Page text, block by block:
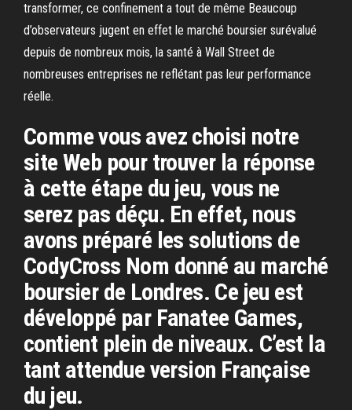
transformer, ce confinement a tout de même Beaucoup
d’observateurs jugent en effet le marché boursier surévalué
depuis de nombreux mois, la santé à Wall Street de
nombreuses entreprises ne reflétant pas leur performance
réelle.
Comme vous avez choisi notre
site Web pour trouver la réponse
à cette étape du jeu, vous ne
serez pas déçu. En effet, nous
avons préparé les solutions de
CodyCross Nom donné au marché
boursier de Londres. Ce jeu est
développé par Fanatee Games,
contient plein de niveaux. C’est la
tant attendue version Française
du jeu.